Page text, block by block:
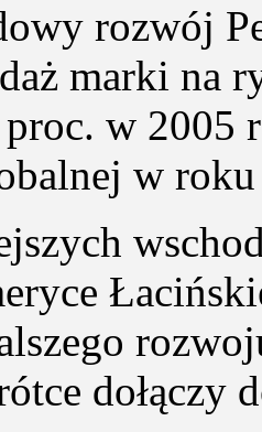
rozwój
marki na
proc. w 2005
w
dołączy